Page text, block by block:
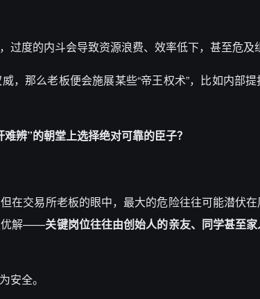
过度的内斗会导致资源浪费、效率低下，甚至危及
，那么老板便会施展某些“帝王权术”，比如内部
辨”的朝堂上选择绝对可靠的臣子？
在交易所老板的眼中，最大的危险往往可能潜伏
优解——关键岗位往往由创始人的亲友、同学甚至
安全。